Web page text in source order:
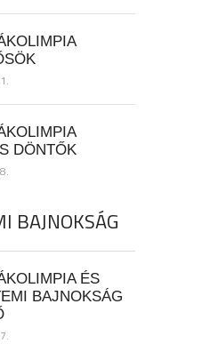
DÖNTŐK
BAJNOKSÁG
ÉS
BAJNOKSÁG